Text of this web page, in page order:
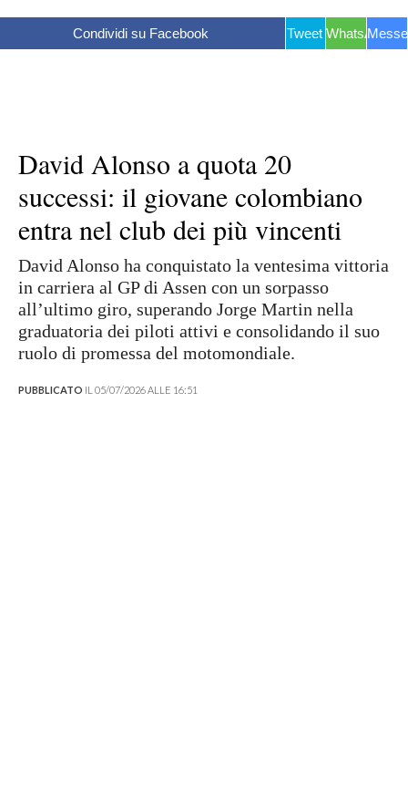
Condividi su Facebook Tweet WhatsApp
David Alonso a quota 20
successi: il giovane colombiano
entra nel club dei più vincenti
David Alonso ha conquistato la ventesima vittoria
in carriera al GP di Assen con un sorpasso
all’ultimo giro, superando Jorge Martin nella
graduatoria dei piloti attivi e consolidando il suo
ruolo di promessa del motomondiale.
PUBBLICATO IL 05/07/2026 ALLE 16:51